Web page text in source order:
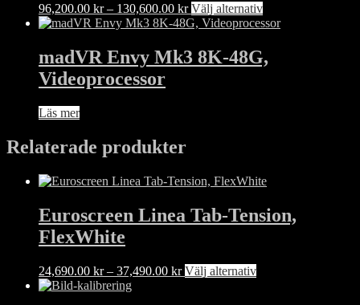
96,200.00 kr – 130,600.00 krPrisintervall:
96,200.00 kr
130,600.00 kr
Välj alternativDen
här
flera
produktsidan
madVR Envy Mk3 8K-48G,
Videoprocessor
Läs mer
Relaterade produkter
Euroscreen Linea Tab-Tension,
FlexWhite
24,690.00 kr – 37,490.00 krPrisintervall:
Välj alternativDen